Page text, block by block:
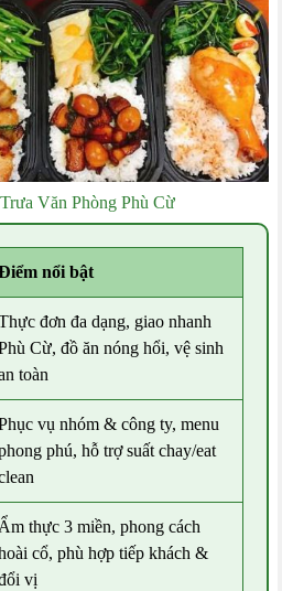
Văn Phòng Phù Cừ
nổi bật
đơn đa dạng, giao nhanh
Cừ, đồ ăn nóng hổi, vệ sinh
toàn
vụ nhóm & công ty, menu
phú, hỗ trợ suất chay/eat
Ẩm thực 3 miền, phong cách
cổ, phù hợp tiếp khách &
vị